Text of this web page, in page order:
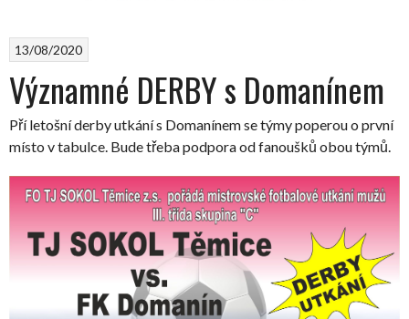
13/08/2020
Významné DERBY s Domanínem
Pří letošní derby utkání s Domanínem se týmy poperou o první
místo v tabulce. Bude třeba podpora od fanoušků obou týmů.